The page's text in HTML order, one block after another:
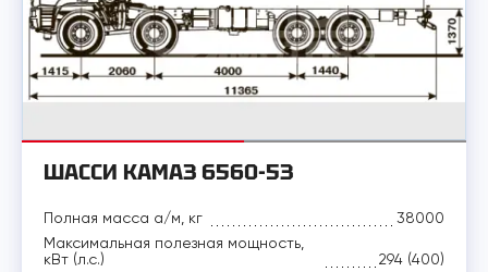
ШАССИ КАМАЗ 6560-53
Полная масса а/м, кг
38000
Максимальная полезная мощность,
кВт (л.с.)
294 (400)